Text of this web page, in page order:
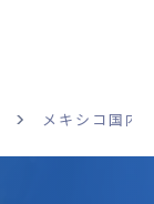
メキシコ国内